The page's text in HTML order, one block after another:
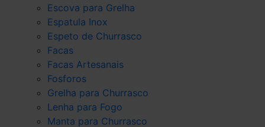
Escova para Grelha
Espatula Inox
Espeto de Churrasco
Facas
Facas Artesanais
Fosforos
Grelha para Churrasco
Lenha para Fogo
Manta para Churrasco